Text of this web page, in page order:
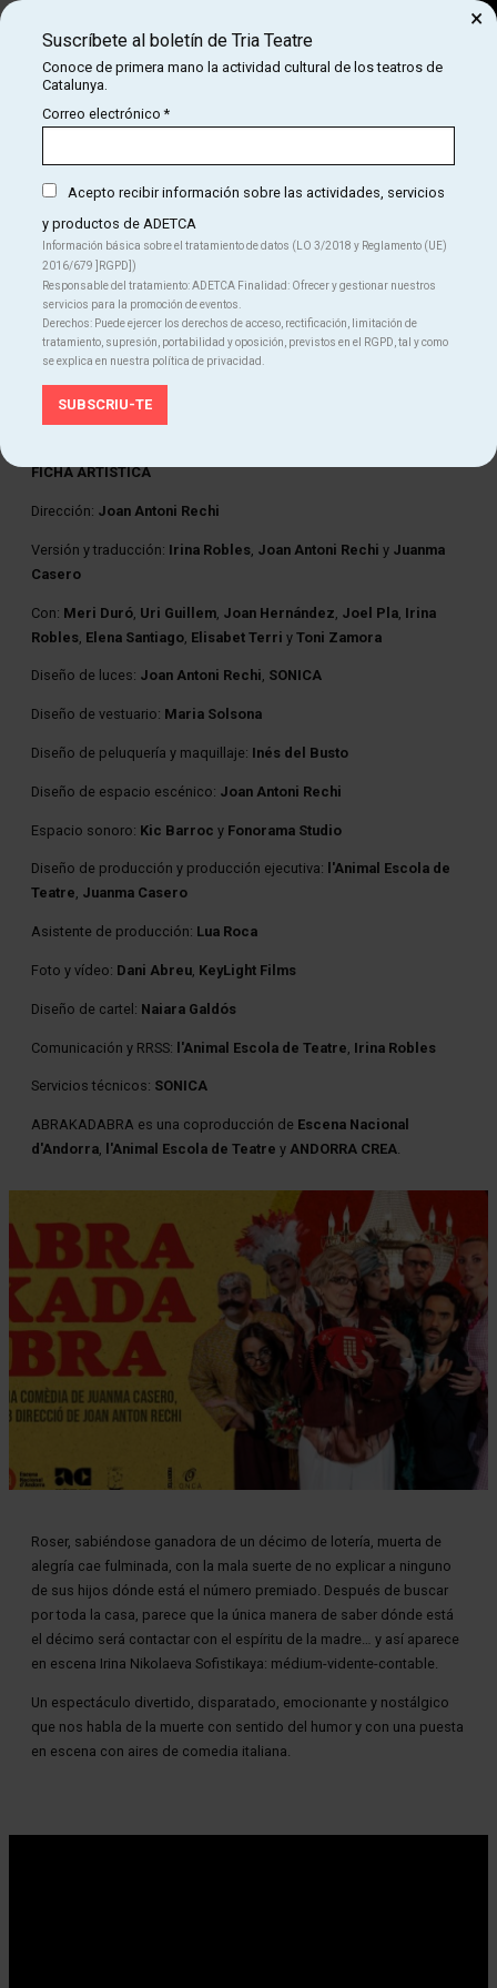
Buscar
CARTELERA
ABRAKADABRA
Del VI 03.04.26
al DO 26.04.26
Aquitània Teatre
Duración:90 min
Humor Teatro
Idiomas
Catalán
FICHA ARTÍSTICA
Dirección: Joan Antoni Rechi
Versión y traducción: Irina Robles Joan Antoni Rechi y Juanma
Casero
Con: Meri Duró Uri Guillem Joan Hernández Joel Pla Irina
Robles Elena Santiago Elisabet Terri y Toni Zamora
Diseño de luces: Joan Antoni Rechi, SONICA
Diseño de vestuario: Maria Solsona
Diseño de peluquería y maquillaje: Inés del Busto
Diseño de espacio escénico: Joan Antoni Rechi
Espacio sonoro: Kic Barroc y Fonorama Studio
Diseño de producción y producción ejecutiva: l'Animal Escola de
Teatre, Juanma Casero
Asistente de producción: Lua Roca
Foto y vídeo: Dani Abreu KeyLight Films
Diseño de cartel: Naiara Galdós
Comunicación y RRSS: l'Animal Escola de Teatre Irina Robles
Servicios técnicos: SONICA
ABRAKADABRA es una coproducción de Escena Nacional
d'Andorra, l'Animal Escola de Teatre y ANDORRA CREA.
Roser, sabiéndose ganadora de un décimo de lotería, muerta de
alegría cae fulminada, con la mala suerte de no explicar a ninguno
de sus hijos dónde está el número premiado. Después de buscar
por toda la casa, parece que la única manera de saber dónde está
el décimo será contactar con el espíritu de la madre… y así aparece
en escena Irina Nikolaeva Sofistikaya: médium-vidente-contable.
Un espectáculo divertido, disparatado, emocionante y nostálgico
que nos habla de la muerte con sentido del humor y con una puesta
en escena con aires de comedia italiana.
Suscríbete al boletín de Tria Teatre
Conoce de primera mano la actividad cultural de los teatros de
Catalunya.
Correo electrónico*
Acepto recibir información sobre las actividades, servicios
y productos de ADETCA
Información básica sobre el tratamiento de datos (LO 3/2018 y Reglamento (UE)
2016/679 ]RGPD])
Responsable del tratamiento: ADETCA Finalidad: Ofrecer y gestionar nuestros
servicios para la promoción de eventos.
Derechos: Puede ejercer los derechos de acceso, rectificación, limitación de
tratamiento, supresión, portabilidad y oposición, previstos en el RGPD, tal y como
se explica en nuestra política de privacidad.
×